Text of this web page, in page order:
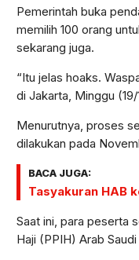
Pemerintah buka
memilih 100 orang
sekarang juga.
“Itu jelas hoaks.
di Jakarta, Minggu
Menurutnya, proses
dilakukan pada
BACA JUGA:
Tasyakuran HAB
Saat ini, para peserta
Haji (PPIH) Arab